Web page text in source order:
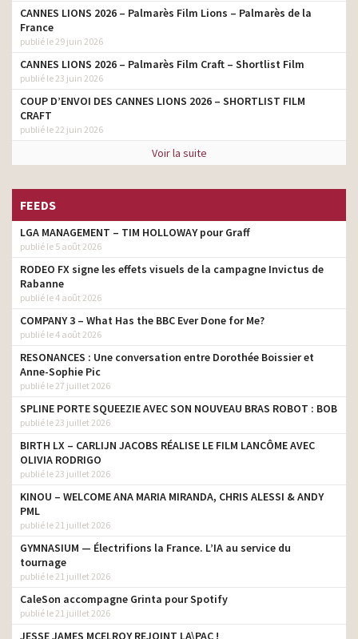
McDonald’s – Retour du
Big Tasty
Mc Donald’s – Monopoly
Max
CANNES LIONS 2026 – Palmarès Film Lions – Palmarès de la
France
publié le 29 juin 2026
CANNES LIONS 2026 – Palmarès Film Craft – Shortlist Film
publié le 23 juin 2026
COUP D’ENVOI DES CANNES LIONS 2026 – SHORTLIST FILM
CRAFT
publié le 22 juin 2026
Voir la suite
FEEDS
LGA MANAGEMENT – TIM HOLLOWAY pour Graff
publié le 5 août 2026
RODEO FX signe les effets visuels de la campagne Invictus de
Rabanne
publié le 4 août 2026
COMPANY 3 – What Has the BBC Ever Done for Me?
publié le 4 août 2026
RESONANCES : Une conversation entre Dorothée Boissier et
Anne-Sophie Pic
publié le 27 juillet 2026
SPLINE PORTE SQUEEZIE AVEC SON NOUVEAU BRAS ROBOT : BOB
publié le 23 juillet 2026
BIRTH LX – CARLIJN JACOBS RÉALISE LE FILM LANCÔME AVEC
OLIVIA RODRIGO
publié le 23 juillet 2026
KINOU – WELCOME ANA MARIA MIRANDA, CHRIS ALESSI & ANDY
PML
publié le 21 juillet 2026
GYMNASIUM — Électrifions la France. L’IA au service du
tournage
publié le 21 juillet 2026
CaleSon accompagne Grinta pour Spotify
publié le 21 juillet 2026
JESSE JAMES MCELROY REJOINT LA\PAC !